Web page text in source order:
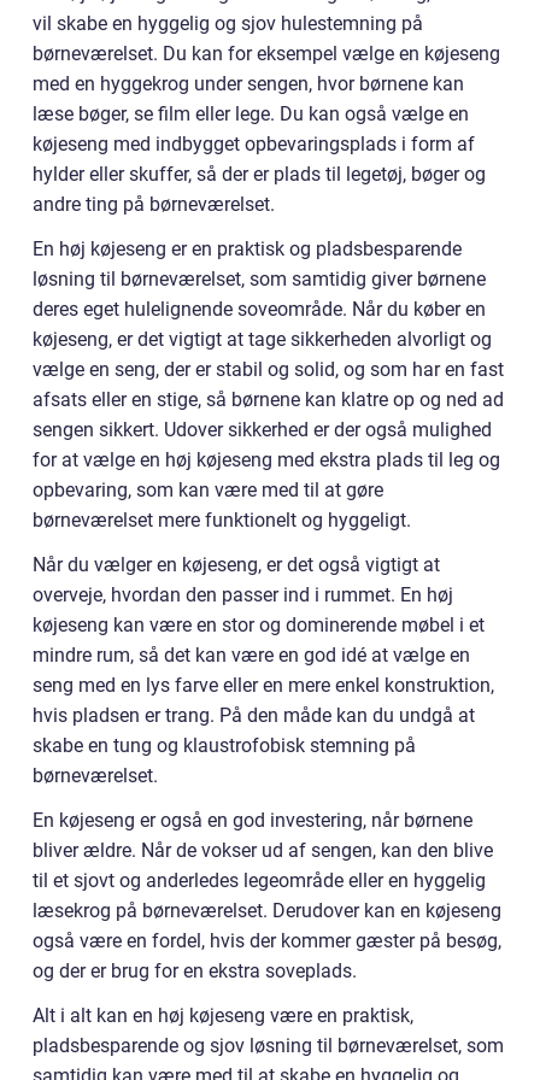
vil skabe en hyggelig og sjov hulestemning på
børneværelset. Du kan for eksempel vælge en køjeseng
med en hyggekrog under sengen, hvor børnene kan
læse bøger, se film eller lege. Du kan også vælge en
køjeseng med indbygget opbevaringsplads i form af
hylder eller skuffer, så der er plads til legetøj, bøger og
andre ting på børneværelset.
En høj køjeseng er en praktisk og pladsbesparende
løsning til børneværelset, som samtidig giver børnene
deres eget hulelignende soveområde. Når du køber en
køjeseng, er det vigtigt at tage sikkerheden alvorligt og
vælge en seng, der er stabil og solid, og som har en fast
afsats eller en stige, så børnene kan klatre op og ned ad
sengen sikkert. Udover sikkerhed er der også mulighed
for at vælge en høj køjeseng med ekstra plads til leg og
opbevaring, som kan være med til at gøre
børneværelset mere funktionelt og hyggeligt.
Når du vælger en køjeseng, er det også vigtigt at
overveje, hvordan den passer ind i rummet. En høj
køjeseng kan være en stor og dominerende møbel i et
mindre rum, så det kan være en god idé at vælge en
seng med en lys farve eller en mere enkel konstruktion,
hvis pladsen er trang. På den måde kan du undgå at
skabe en tung og klaustrofobisk stemning på
børneværelset.
En køjeseng er også en god investering, når børnene
bliver ældre. Når de vokser ud af sengen, kan den blive
til et sjovt og anderledes legeområde eller en hyggelig
læsekrog på børneværelset. Derudover kan en køjeseng
også være en fordel, hvis der kommer gæster på besøg,
og der er brug for en ekstra soveplads.
Alt i alt kan en høj køjeseng være en praktisk,
pladsbesparende og sjov løsning til børneværelset, som
samtidig kan være med til at skabe en hyggelig og